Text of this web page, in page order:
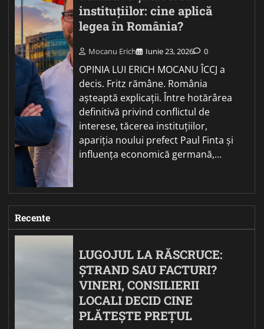
instituțiilor: cine aplică
legea în România?
Mocanu Erich Iunie 23, 2026 0
OPINIA LUI ERICH MOCANU ÎCCJ a
decis. Fritz rămâne. România
așteaptă explicații. Între hotărârea
definitivă privind conflictul de
interese, tăcerea instituțiilor,
apariția noului prefect Paul Finta și
influența economică germană,…
Recente
LUGOJUL LA RĂSCRUCE:
ȘTRAND SAU FACTURI?
VINERI, CONSILIERII
LOCALI DECID CINE
PLĂTEȘTE PREȚUL